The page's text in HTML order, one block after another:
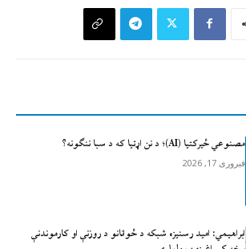
مصنوعي ځيرکتيا (AI)؛ د نن اړتیا که د سبا ننګونه؟
فبروری 17, 2026
ابراهیمي: امید رسنیزه شبکه د ځوانانو د روزنې او کارموندنې